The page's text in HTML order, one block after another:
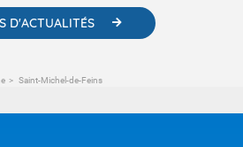
D'ACTUALITÉS
Saint-Michel-de-Feins